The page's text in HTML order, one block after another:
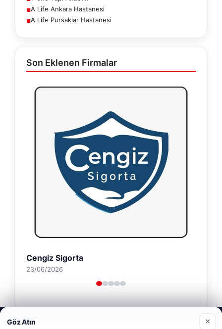
■A Life Ankara Hastanesi
■A Life Pursaklar Hastanesi
Son Eklenen Firmalar
Cengiz Sigorta
23/06/2026
Web sitemizi nasıl kullandığınızı daha iyi anlayabilmek,
Göz Atın ×